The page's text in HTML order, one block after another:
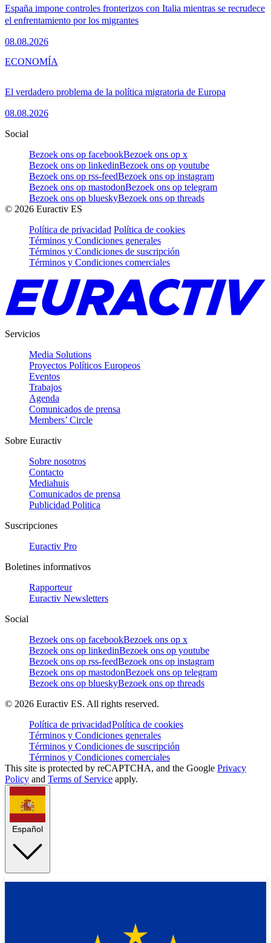
España impone controles fronterizos con Italia mientras se recrudece
el enfrentamiento por los migrantes
08.08.2026
El verdadero problema de la política migratoria de Europa
08.08.2026
ECONOMÍA
Social
Bezoek ons op facebookBezoek ons op x
Bezoek ons op linkedinBezoek ons op youtube
Bezoek ons op rss-feedBezoek ons op instagram
Bezoek ons op mastodonBezoek ons op telegram
Bezoek ons op blueskyBezoek ons op threads
© 2026 Euractiv ES
Política de privacidad Política de cookies
Términos y Condiciones generales
Términos y Condiciones de suscripción
Términos y Condiciones comerciales
Servicios
Media Solutions
Proyectos Políticos Europeos
Eventos
Trabajos
Agenda
Comunicados de prensa
Members’ Circle
Sobre Euractiv
Sobre nosotros
Contacto
Mediahuis
Comunicados de prensa
Publicidad Politica
Suscripciones
Euractiv Pro
Boletines informativos
Rapporteur
Euractiv Newsletters
Social
Bezoek ons op facebookBezoek ons op x
Bezoek ons op linkedinBezoek ons op youtube
Bezoek ons op rss-feedBezoek ons op instagram
Bezoek ons op mastodonBezoek ons op telegram
Bezoek ons op blueskyBezoek ons op threads
© 2026 Euractiv ES. All rights reserved.
Política de privacidadPolítica de cookies
Términos y Condiciones generales
Términos y Condiciones de suscripción
Términos y Condiciones comerciales
This site is protected by reCAPTCHA, and the Google Privacy
Policy and Terms of Service apply.
Español